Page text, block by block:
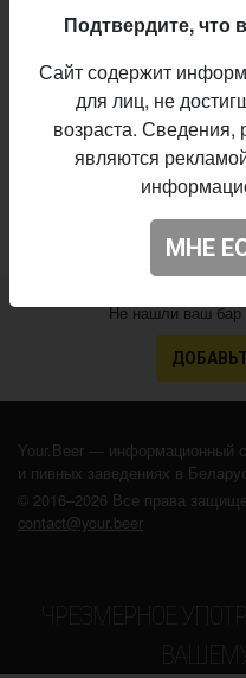
Стиль:
Lager -
Начало
выпуска:
Оценка:
3.004
Не нашли ваш бар
Your.Beer — информационный
и пивных заведениях в
© 2016–2026 Все права
contact@your.beer
ЧРЕЗМЕРНОЕ
Подтвердите, что
Сайт содержит
для лиц, не
возраста.
являются
МНЕ